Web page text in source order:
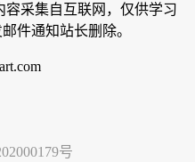
采集自互联网，仅供学习
件通知站长删除。
号